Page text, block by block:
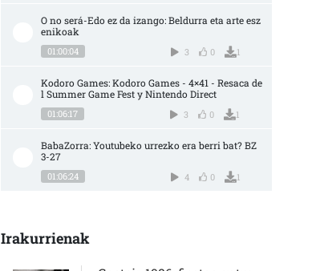
O no será-Edo ez da izango: Beldurra eta arte esz
enikoak
01:00:04 3 0 1
Kodoro Games: Kodoro Games - 4×41 - Resaca de
l Summer Game Fest y Nintendo Direct
01:06:17 3 0 1
BabaZorra: Youtubeko urrezko era berri bat? BZ
3-27
01:06:24 4 0 1
Irakurrienak